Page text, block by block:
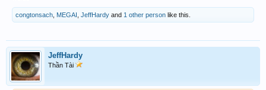
congtonsach MEGAI JeffHardy and 1 other person like this.
JeffHardy
Thần Tài